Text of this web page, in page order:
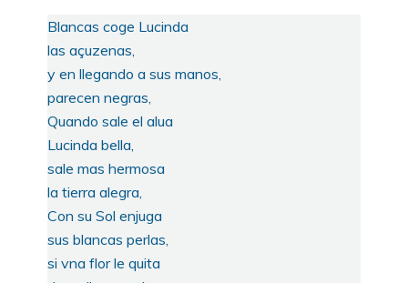
Blancas coge Lucinda
las açuzenas,
y en llegando a sus manos,
parecen negras,
Quando sale el alua
Lucinda bella,
sale mas hermosa
la tierra alegra,
Con su Sol enjuga
sus blancas perlas,
si vna flor le quita